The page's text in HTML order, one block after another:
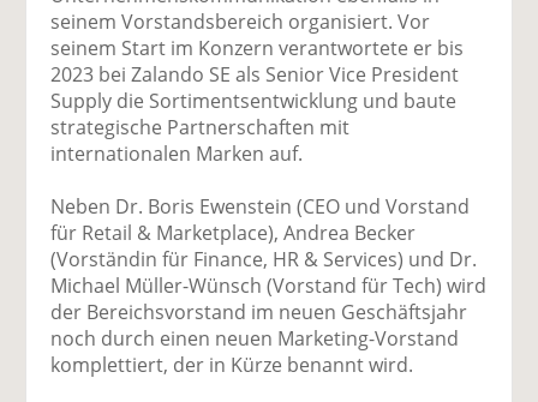
seinem Vorstandsbereich organisiert. Vor
seinem Start im Konzern verantwortete er bis
2023 bei Zalando SE als Senior Vice President
Supply die Sortimentsentwicklung und baute
strategische Partnerschaften mit
internationalen Marken auf.
Neben Dr. Boris Ewenstein (CEO und Vorstand
für Retail & Marketplace), Andrea Becker
(Vorständin für Finance, HR & Services) und Dr.
Michael Müller-Wünsch (Vorstand für Tech) wird
der Bereichsvorstand im neuen Geschäftsjahr
noch durch einen neuen Marketing-Vorstand
komplettiert, der in Kürze benannt wird.